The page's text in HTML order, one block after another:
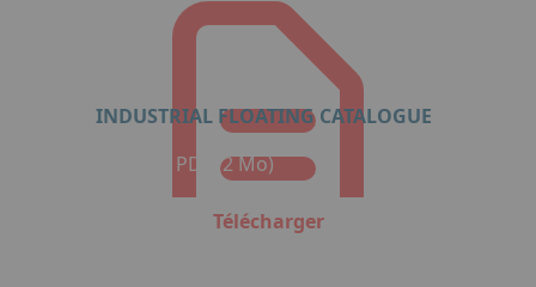
INDUSTRIAL FLOATING CATALOGUE
Format : PDF (2 Mo)
Télécharger